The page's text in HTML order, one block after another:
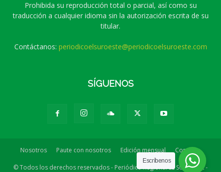
Prohibida su reproducción total o parcial, así como su
traducción a cualquier idioma sin la autorización escrita de su
titular.
Contáctanos: periodicoelsuroeste@periodicoelsuroeste.com
SÍGUENOS
Nosotros Paute con nosotros Edición mensual Contacto
© Todos los derechos reservados - Periódico Regional EL SUROESTE -
Escríbenos